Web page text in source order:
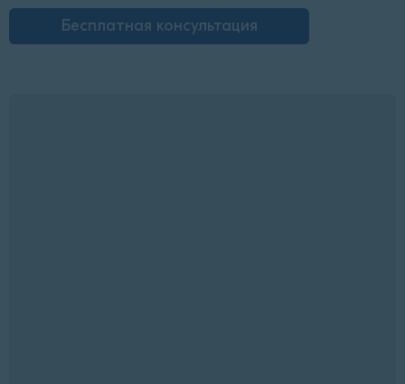
Бесплатная консультация